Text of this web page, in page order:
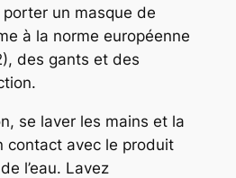
un masque de
à la norme européenne
des gants et des
se laver les mains et la
contact avec le produit
l’eau. Lavez